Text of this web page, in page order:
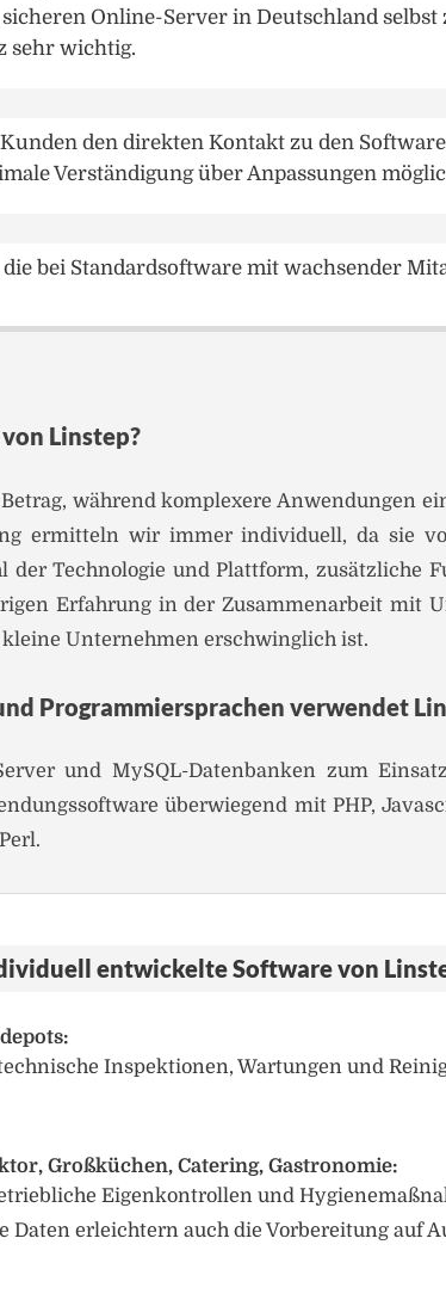
Online-Server in Deutschland
sehr wichtig.
den direkten Kontakt zu den
Verständigung über Anpassungen
bei Standardsoftware mit wachsender
Linstep?
während komplexere Anwendungen
ermitteln wir immer individuell, da sie
Technologie und Plattform, zusätzliche
Erfahrung in der Zusammenarbeit mit
Unternehmen erschwinglich ist.
Programmiersprachen verwendet
und MySQL-Datenbanken zum
überwiegend mit PHP,
entwickelte Software von
Inspektionen, Wartungen und
Großküchen, Catering, Gastronomie:
Eigenkontrollen und
erleichtern auch die Vorbereitung auf